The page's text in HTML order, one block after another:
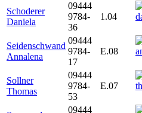
Schoderer
Daniela
09444
9784-
36
1.04
Seidenschwand
Annalena
09444
9784-
17
E.08
Sollner
Thomas
09444
9784-
53
E.07
09444